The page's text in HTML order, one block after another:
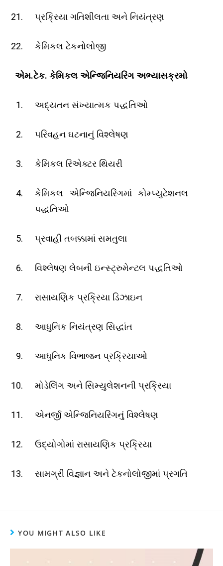
પ્રક્રિયા ગતિશીલતા અને નિયંત્રણ
કેમિકલ ટેકનોલોજી
એમ.ટેક. કેમિકલ એન્જિનિયરિંગ અભ્યાસક્રમો
અદ્યતન સંખ્યાત્મક પદ્ધતિઓ
પરિવહન ઘટનાનું વિશ્લેષણ
કેમિકલ રિએક્ટર થિયરી
કેમિકલ એન્જિનિયરિંગમાં કોમ્પ્યુટેશનલ
પદ્ધતિઓ
પ્રવાહી તબક્કામાં સમતુલા
વિશ્લેષણ લેબની ઇન્સ્ટ્રુમેન્ટલ પદ્ધતિઓ
રાસાયણિક પ્રક્રિયા ડિઝાઇન
આધુનિક નિયંત્રણ સિદ્ધાંત
આધુનિક વિભાજન પ્રક્રિયાઓ
મોડેલિંગ અને સિમ્યુલેશનની પ્રક્રિયા
એનર્જી એન્જિનિયરિંગનું વિશ્લેષણ
ઉદ્યોગોમાં રાસાયણિક પ્રક્રિયા
સામગ્રી વિજ્ઞાન અને ટેકનોલોજીમાં પ્રગતિ
YOU MIGHT ALSO LIKE